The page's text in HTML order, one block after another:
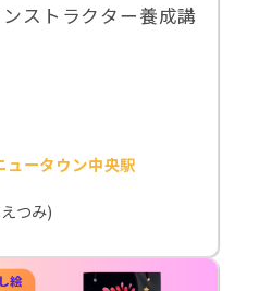
ストラクター養成講
ータウン中央駅
つみ)